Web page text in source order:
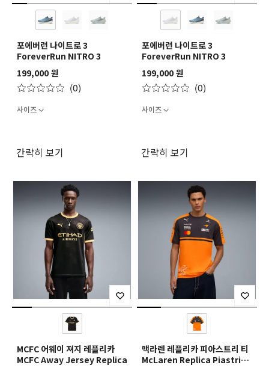
포에버런 나이트로 3
ForeverRun NITRO 3
199,000 원
(0)
사이즈
간략히 보기
포에버런 나이트로 3
ForeverRun NITRO 3
199,000 원
(0)
사이즈
간략히 보기
MCFC 어웨이 져지 레플리카
MCFC Away Jersey Replica
맥라렌 레플리카 피아스트리 티
McLaren Replica Piastri